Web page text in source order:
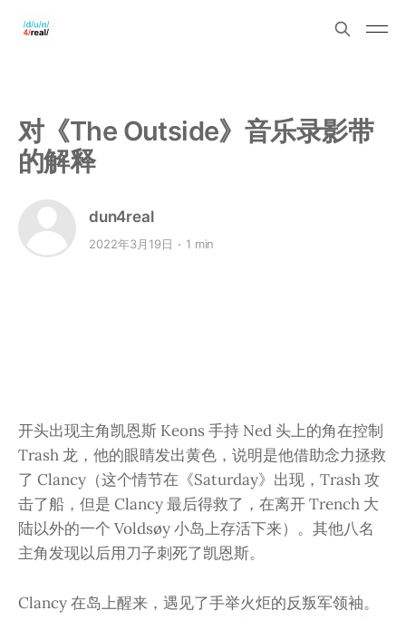
对《The Outside》音乐录影带
的解释
dun4real
2022年3月19日 1 min
开头出现主角凯恩斯 Keons 手持 Ned 头上的角在控制
Trash 龙，他的眼睛发出黄色，说明是他借助念力拯救
了 Clancy（这个情节在《Saturday》出现，Trash 攻
击了船，但是 Clancy 最后得救了，在离开 Trench 大
陆以外的一个 Voldsøy 小岛上存活下来）。其他八名
主角发现以后用刀子刺死了凯恩斯。
Clancy 在岛上醒来，遇见了手举火炬的反叛军领袖。